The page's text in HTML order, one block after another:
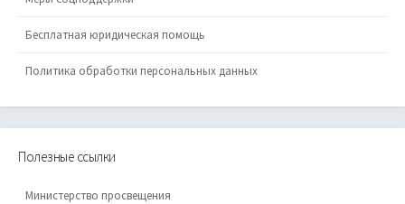
Бесплатная юридическая помощь
Политика обработки персональных данных
Полезные ссылки
Министерство просвещения